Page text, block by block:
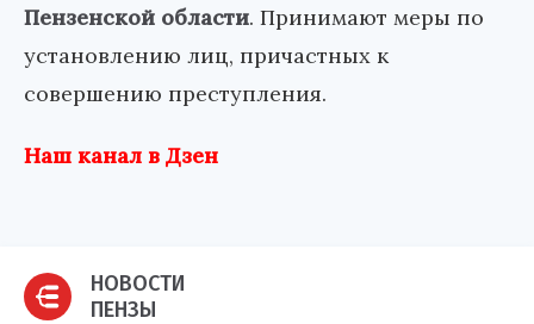
Пензенской области. Принимают меры по
установлению лиц, причастных к
совершению преступления.
Наш канал в Дзен
НОВОСТИ
ПЕНЗЫ